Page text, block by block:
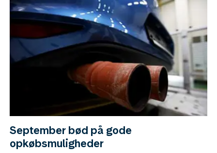
September bød på gode
opkøbsmuligheder